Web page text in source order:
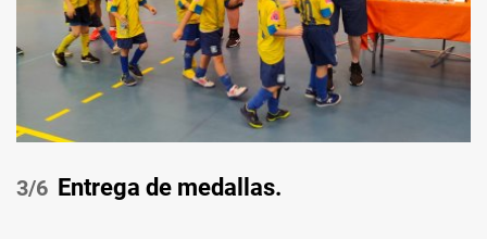
/6 Entrega de medallas.